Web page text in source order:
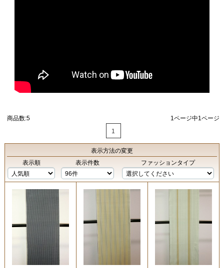
商品数:5
1ページ中1ページ
1
表示方法の変更
表示順
表示件数 ファッションタイプ